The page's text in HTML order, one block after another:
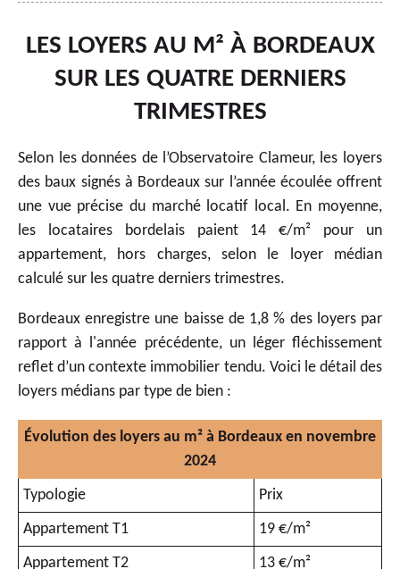
LES LOYERS AU M² À BORDEAUX
SUR LES QUATRE DERNIERS
TRIMESTRES
Selon les données de l’Observatoire Clameur, les loyers
des baux signés à Bordeaux sur l’année écoulée offrent
une vue précise du marché locatif local. En moyenne,
les locataires bordelais paient 14 €/m² pour un
appartement, hors charges, selon le loyer médian
calculé sur les quatre derniers trimestres.
Bordeaux enregistre une baisse de 1,8 % des loyers par
rapport à l'année précédente, un léger fléchissement
reflet d’un contexte immobilier tendu. Voici le détail des
loyers médians par type de bien :
Évolution des loyers au m² à Bordeaux en novembre
2024
Typologie
Prix
Appartement T1
19 €/m²
Appartement T2
13 €/m²